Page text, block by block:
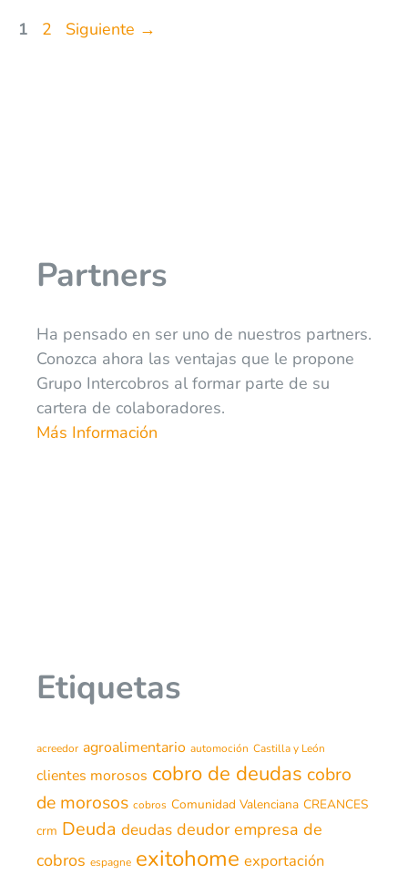
1 2 Siguiente →
Partners
Ha pensado en ser uno de nuestros partners.
Conozca ahora las ventajas que le propone
Grupo Intercobros al formar parte de su
cartera de colaboradores.
Más Información
Etiquetas
acreedor agroalimentario automoción Castilla y León
clientes morosos cobro de deudas cobro
de morosos cobros Comunidad Valenciana CREANCES
crm Deuda deudas deudor empresa de
cobros espagne exitohome exportación